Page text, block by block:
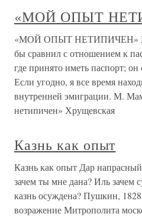
«МОЙ ОПЫТ
«МОЙ ОПЫТ НЕТИПИЧЕН»
бы сравнил с отношением к
где принято иметь паспорт;
Если угодно, я все время
внутренней эмиграции. М.
нетипичен» Хрущевская
Казнь как опыт
Казнь как опыт Дар
зачем ты мне дана? Иль зачем
казнь осуждена? Пушкин,
возражение Митрополита